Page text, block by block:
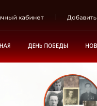
кабинет
ДЕНЬ ПОБЕДЫ